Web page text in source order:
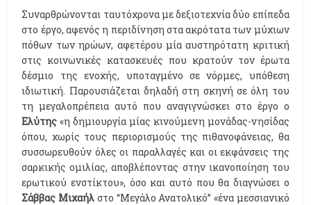
Συναρθρώνονται ταυτόχρονα με δεξιοτεχνία δύο επίπεδα
στο έργο, αφενός η περιδίνηση στα ακρότατα των μύχιων
πόθων των ηρώων, αφετέρου μία αυστηρότατη κριτική
στις κοινωνικές κατασκευές που κρατούν τον έρωτα
δέσμιο της ενοχής, υποταγμένο σε νόρμες, υπόθεση
ιδιωτική. Παρουσιάζεται δηλαδή στη σκηνή σε όλη του
τη μεγαλοπρέπεια αυτό που αναγιγνώσκει στο έργο ο
Ελύτης «η δημιουργία μίας κινούμενη μονάδας-νησίδας
όπου, χωρίς τους περιορισμούς της πιθανοφάνειας, θα
συσσωρευθούν όλες οι παραλλαγές και οι εκφάνσεις της
σαρκικής ομιλίας, αποβλέποντας στην ικανοποίηση του
ερωτικού ενστίκτου», όσο και αυτό που θα διαγνώσει ο
Σάββας Μιχαήλστο “Μεγάλο Ανατολικό” «ένα μεσσιανικό